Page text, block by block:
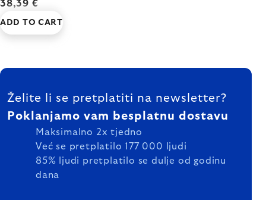
38,39 €
ADD TO CART
FOOTER
Želite li se pretplatiti na newsletter?
Poklanjamo vam besplatnu dostavu
Maksimalno 2x tjedno
Već se pretplatilo 177 000 ljudi
85% ljudi pretplatilo se dulje od godinu
dana